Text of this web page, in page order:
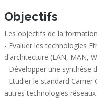
Objectifs
Les objectifs de la
- Evaluer les technologies
d'architecture (LAN, MAN,
- Développer une synthèse
- Etudier le standard Carrier
autres technologies